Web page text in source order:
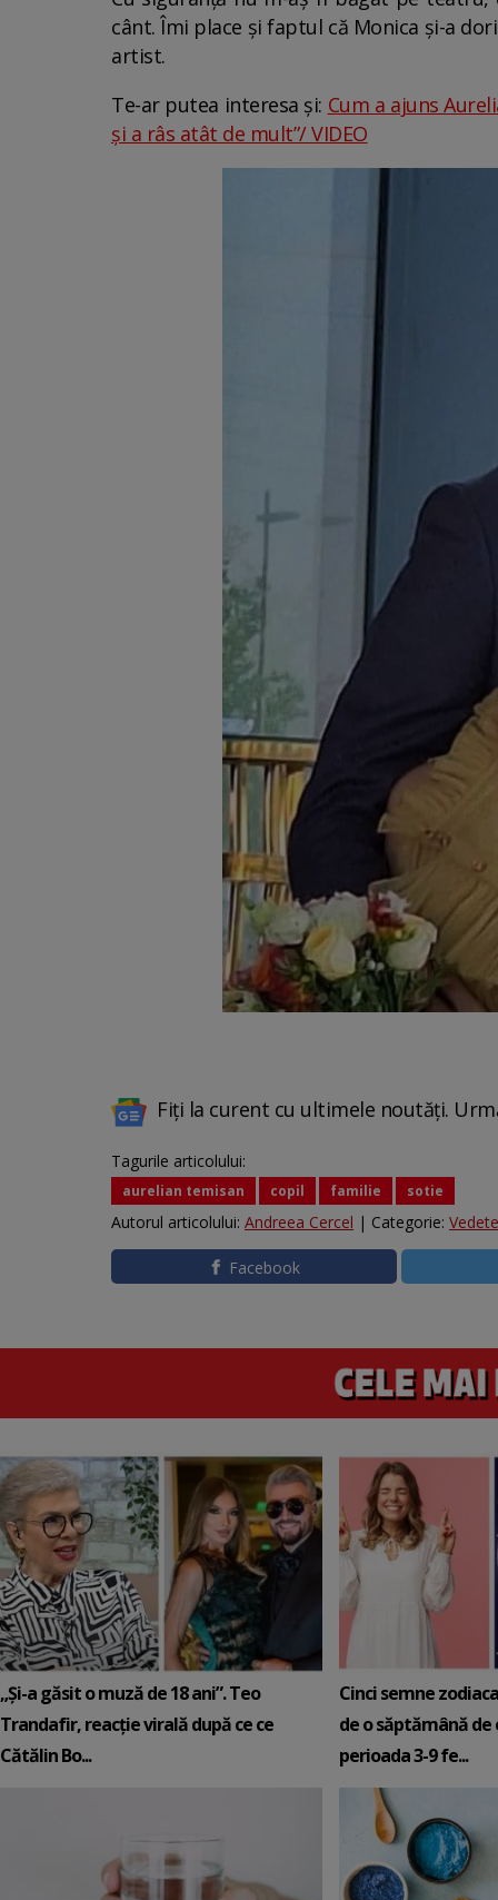
cânt. Îmi place și faptul că Monica și-a
artist.
Te-ar putea interesa și: Cum a ajuns
și a râs atât de mult”/ VIDEO
Fiți la curent cu ultimele noutăți.
Tagurile articolului:
aurelian temisan copil familie sotie
Autorul articolului: Andreea Cercel | Categorie: Vedete
Facebook
„Și-a găsit o muză de 18 ani”. Teo
Trandafir, reacție virală după ce ce
Cătălin Bo...
Cinci semne
de o săptămână de
perioada 3-9 fe...